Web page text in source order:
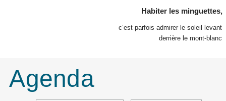
Habiter les minguettes,
c’est parfois admirer le soleil levant
derrière le mont-blanc
Agenda